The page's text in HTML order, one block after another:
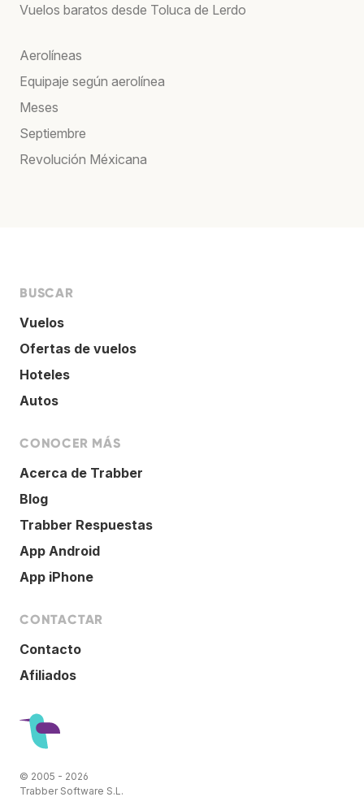
Vuelos baratos desde Toluca de Lerdo
Aerolíneas
Equipaje según aerolínea
Meses
Septiembre
Revolución Méxicana
BUSCAR
Vuelos
Ofertas de vuelos
Hoteles
Autos
CONOCER MÁS
Acerca de Trabber
Blog
Trabber Respuestas
App Android
App iPhone
CONTACTAR
Contacto
Afiliados
© 2005 - 2026
Trabber Software S.L.